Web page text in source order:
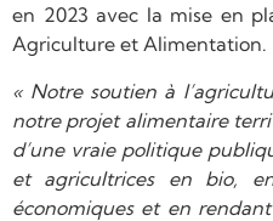
en 2023 avec la mise en
Agriculture et Alimentation.
« Notre soutien à
notre projet alimentaire
d’une vraie politique
et agricultrices en bio,
économiques et en